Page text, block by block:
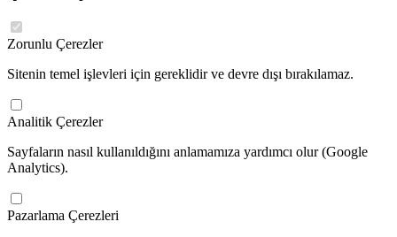
Zorunlu Çerezler
Sitenin temel işlevleri için gereklidir ve devre dışı bırakılamaz.
Analitik Çerezler
Sayfaların nasıl kullanıldığını anlamamıza yardımcı olur (Google
Analytics).
Pazarlama Çerezleri